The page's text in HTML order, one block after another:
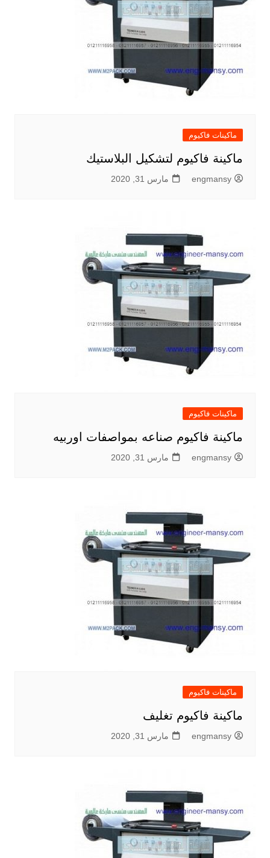
ماكينات فاكيوم
ماكينة فاكيوم لتشكيل البلاستيك
engmansy مارس 31, 2020
ماكينات فاكيوم
ماكينة فاكيوم صناعه بمواصفات اوربيه
engmansy مارس 31, 2020
ماكينات فاكيوم
ماكينة فاكيوم تغليف
engmansy مارس 31, 2020